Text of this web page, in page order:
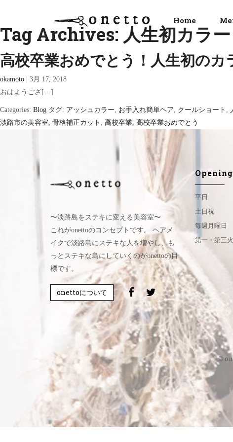
Home
Tag Archives: 人生初カラー
高校卒業おめでとう！人生初のカ
okamoto
3月 17, 2018
おはようござ[…]
Categories: Blog タグ: アッシュカラー, お手入れ簡単ヘア, クールショート ,
淡路市の美容室, 骨格補正カット , 高校卒業, 高校卒業おめでとう
〜淡路島をステキに変える美容室〜
これがonettoのコンセプトです。 ヘアメ
イクで淡路島にステキな人を増やし、も
っとステキな島にしていくのがonettoの目
標です。
onettoについて
平日
土日祝
毎週月曜日
第一・第三